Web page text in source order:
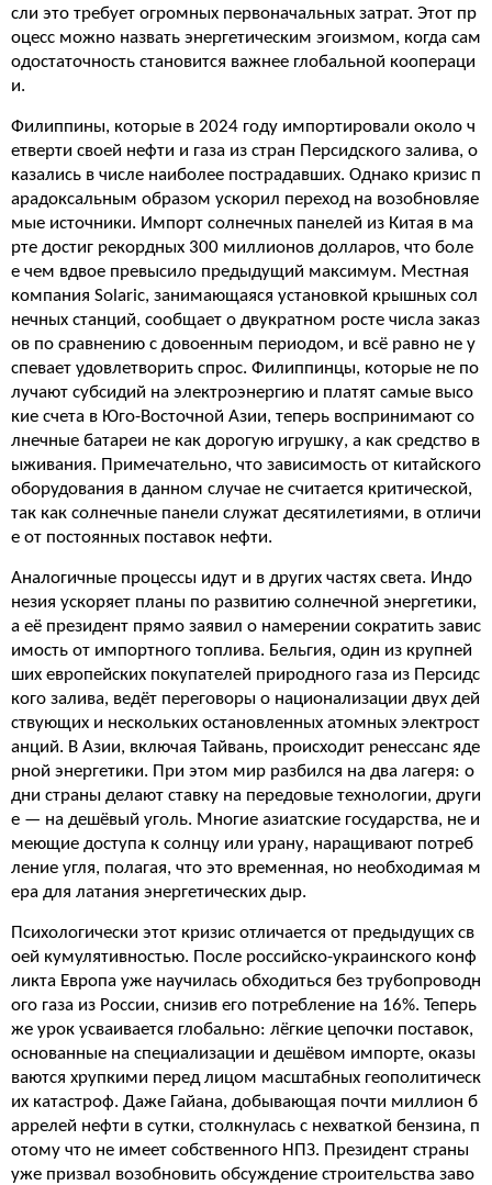
сли это требует огромных первоначальных затрат. Этот пр
оцесс можно назвать энергетическим эгоизмом, когда сам
одостаточность становится важнее глобальной коопераци
и.
Филиппины, которые в 2024 году импортировали около ч
етверти своей нефти и газа из стран Персидского залива, о
казались в числе наиболее пострадавших. Однако кризис п
арадоксальным образом ускорил переход на возобновляе
мые источники. Импорт солнечных панелей из Китая в ма
рте достиг рекордных 300 миллионов долларов, что боле
е чем вдвое превысило предыдущий максимум. Местная
компания Solaric, занимающаяся установкой крышных сол
нечных станций, сообщает о двукратном росте числа заказ
ов по сравнению с довоенным периодом, и всё равно не у
спевает удовлетворить спрос. Филиппинцы, которые не по
лучают субсидий на электроэнергию и платят самые высо
кие счета в Юго-Восточной Азии, теперь воспринимают со
лнечные батареи не как дорогую игрушку, а как средство в
ыживания. Примечательно, что зависимость от китайского
оборудования в данном случае не считается критической,
так как солнечные панели служат десятилетиями, в отличи
е от постоянных поставок нефти.
Аналогичные процессы идут и в других частях света. Индо
незия ускоряет планы по развитию солнечной энергетики,
а её президент прямо заявил о намерении сократить завис
имость от импортного топлива. Бельгия, один из крупней
ших европейских покупателей природного газа из Персидс
кого залива, ведёт переговоры о национализации двух дей
ствующих и нескольких остановленных атомных электрост
анций. В Азии, включая Тайвань, происходит ренессанс яде
рной энергетики. При этом мир разбился на два лагеря: о
дни страны делают ставку на передовые технологии, други
е — на дешёвый уголь. Многие азиатские государства, не и
меющие доступа к солнцу или урану, наращивают потреб
ление угля, полагая, что это временная, но необходимая м
ера для латания энергетических дыр.
Психологически этот кризис отличается от предыдущих св
оей кумулятивностью. После российско-украинского конф
ликта Европа уже научилась обходиться без трубопроводн
ого газа из России, снизив его потребление на 16%. Теперь
же урок усваивается глобально: лёгкие цепочки поставок,
основанные на специализации и дешёвом импорте, оказы
ваются хрупкими перед лицом масштабных геополитическ
их катастроф. Даже Гайана, добывающая почти миллион б
аррелей нефти в сутки, столкнулась с нехваткой бензина, п
отому что не имеет собственного НПЗ. Президент страны
уже призвал возобновить обсуждение строительства заво